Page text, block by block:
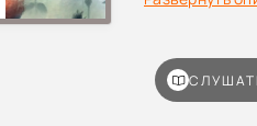
режиссёров